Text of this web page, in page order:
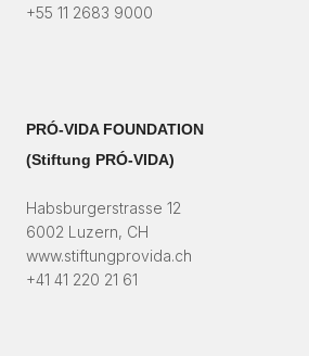
+55 11 2683 9000
PRÓ-VIDA FOUNDATION
(Stiftung PRÓ-VIDA)​
Habsburgerstrasse 12
6002 Luzern, CH
www.stiftungprovida.ch
+41 41 220 21 61